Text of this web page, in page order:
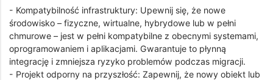
- Kompatybilność infrastruktury: Upewnij się, że nowe
środowisko – fizyczne, wirtualne, hybrydowe lub w pełni
chmurowe – jest w pełni kompatybilne z obecnymi systemami,
oprogramowaniem i aplikacjami. Gwarantuje to płynną
integrację i zmniejsza ryzyko problemów podczas migracji.
- Projekt odporny na przyszłość: Zapewnij, że nowy obiekt lub